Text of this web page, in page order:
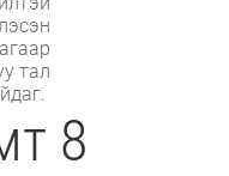
тал
8